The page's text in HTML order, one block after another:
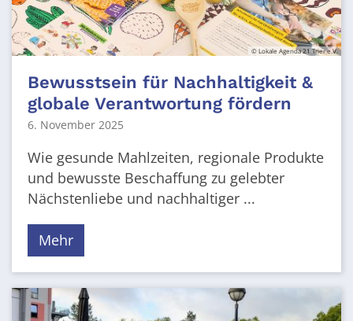
© Lokale Agenda 21 Trier e.V.
Bewusstsein für Nachhaltigkeit &
globale Verantwortung fördern
6. November 2025
Wie gesunde Mahlzeiten, regionale Produkte
und bewusste Beschaffung zu gelebter
Nächstenliebe und nachhaltiger ...
Mehr